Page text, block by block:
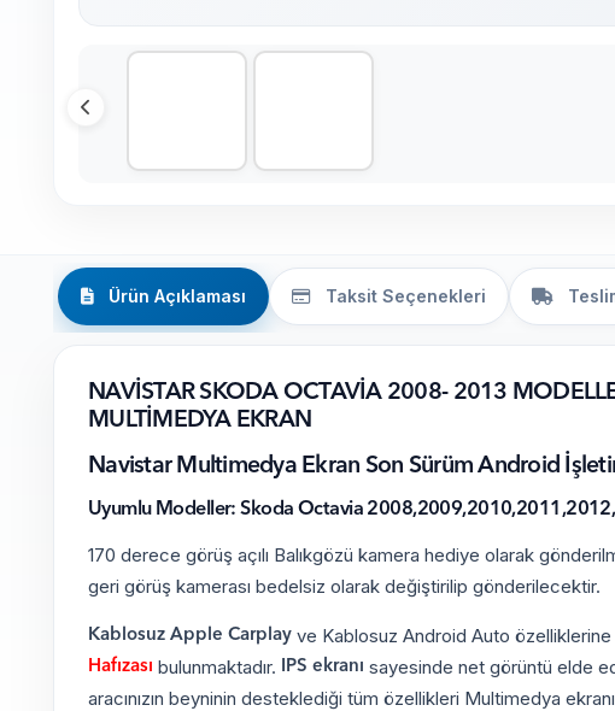
Ürün Açıklaması Taksit Seçenekleri
NAVİSTAR SKODA OCTAVİA 2008- 2013
MULTİMEDYA EKRAN
Navistar Multimedya Ekran Son Sürüm Android
Uyumlu Modeller: Skoda Octavia
170 derece görüş açılı Balıkgözü kamera hediye olarak
geri görüş kamerası bedelsiz olarak değiştirilip gönderilecektir.
Kablosuz Apple Carplay ve Kablosuz Android Auto
Hafızası bulunmaktadır. IPS ekranı sayesinde net görüntü elde
aracınızın beyninin desteklediği tüm özellikleri Multimedya